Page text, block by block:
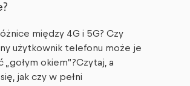
między 4G i 5G? Czy
użytkownik telefonu może je
„gołym okiem”?Czytaj, a
jak czy w pełni